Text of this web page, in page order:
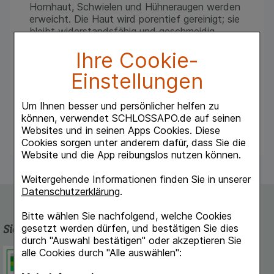
Ihre Cookie-
Einstellungen
Um Ihnen besser und persönlicher helfen zu
können, verwendet SCHLOSSAPO.de auf seinen
Websites und in seinen Apps Cookies. Diese
Cookies sorgen unter anderem dafür, dass Sie die
Website und die App reibungslos nutzen können.
Weitergehende Informationen finden Sie in unserer
Datenschutzerklärung.
Bitte wählen Sie nachfolgend, welche Cookies
gesetzt werden dürfen, und bestätigen Sie dies
durch "Auswahl bestätigen" oder akzeptieren Sie
alle Cookies durch "Alle auswählen":
Hornhaut, Schwielen und Hühneraugen werden
erweicht. Die Haut wird porentief gereinigt; sie
bleibt widerstandsfähig und geschmeidig.
Natürliche ätherische Öle aus Lavendel,
Rosmarin und Thymian fördern die
Durchblutung. Die Füße werden langanhaltend
durchwärmt und beEine anschließende
Behandlung der Füße mit GEHWOL pflegendes
Fußdeo oder GEHWOL Balsam unterstützt die
Wirkung.
Sicherheit und Qualität
Schlossapo.de ist registriert beim